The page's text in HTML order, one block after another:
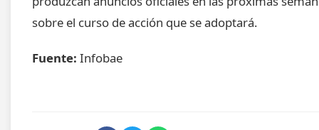
sobre el curso de acción que se adoptará.
Fuente: Infobae